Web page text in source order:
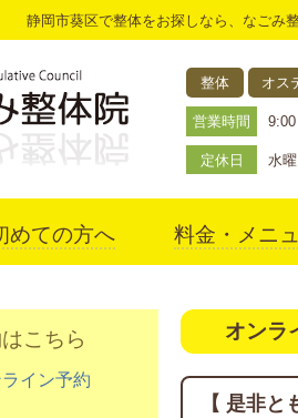
静岡市葵区で整体をお探しなら、なごみ
整体 オス
営業時間
定休日 水
めての方へ 料金・メニ
オンラ
【 是非と
こちら